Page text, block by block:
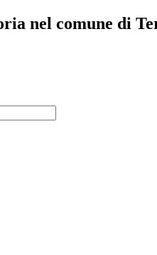
nel comune di